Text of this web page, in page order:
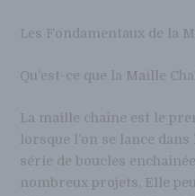
Les Fondamentaux de la
Qu’est-ce que la Maille
La maille chaîne est le
lorsque l’on se lance dans
série de boucles
nombreux projets. Elle